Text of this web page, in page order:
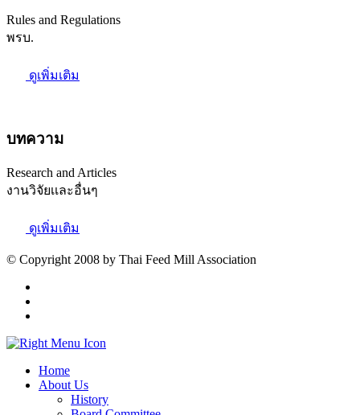
Rules and Regulations
พรบ.
ดูเพิ่มเติม
บทความ
Research and Articles
งานวิจัยเเละอื่นๆ
ดูเพิ่มเติม
© Copyright 2008 by Thai Feed Mill Association
Home
About Us
History